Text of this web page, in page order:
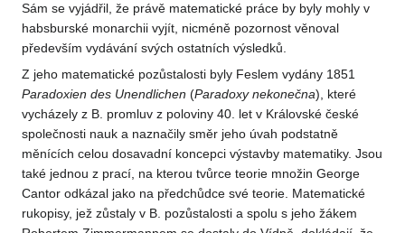
Sám se vyjádřil, že právě matematické práce by byly mohly v
habsburské monarchii vyjít, nicméně pozornost věnoval
především vydávání svých ostatních výsledků.
Z jeho matematické pozůstalosti byly Feslem vydány 1851
Paradoxien des Unendlichen (Paradoxy nekonečna), které
vycházely z B. promluv z poloviny 40. let v Královské české
společnosti nauk a naznačily směr jeho úvah podstatně
měnících celou dosavadní koncepci výstavby matematiky. Jsou
také jednou z prací, na kterou tvůrce teorie množin George
Cantor odkázal jako na předchůdce své teorie. Matematické
rukopisy, jež zůstaly v B. pozůstalosti a spolu s jeho žákem